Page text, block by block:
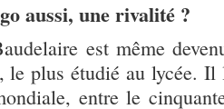
aussi, une rivalité ?
est même
le plus étudié au lycée.
entre le